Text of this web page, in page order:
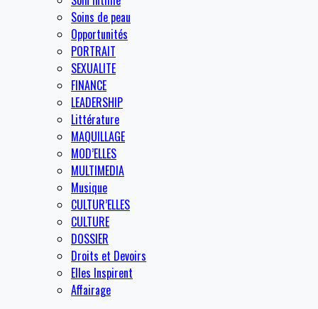
Soins de peau
Opportunités
PORTRAIT
SEXUALITE
FINANCE
LEADERSHIP
Littérature
MAQUILLAGE
MOD’ELLES
MULTIMEDIA
Musique
CULTUR’ELLES
CULTURE
DOSSIER
Droits et Devoirs
Elles Inspirent
Affairage